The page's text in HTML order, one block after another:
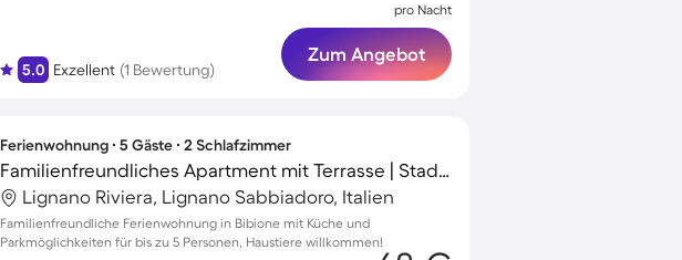
5.0 Exzellent (1 Bewertung)
pro Nacht
Zum Angebot
Ferienwohnung ∙ 5 Gäste ∙ 2 Schlafzimmer
Familienfreundliches Apartment mit Terrasse | Stadtblick | Haustierfreundlich
Lignano Riviera, Lignano Sabbiadoro, Italien
Familienfreundliche Ferienwohnung in Bibione mit Küche und
Parkmöglichkeiten für bis zu 5 Personen, Haustiere willkommen!